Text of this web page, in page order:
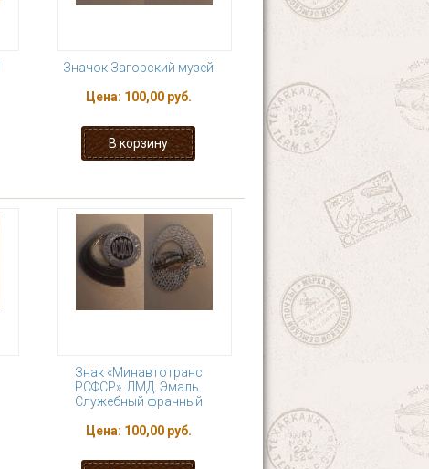
Значок Загорский музей
Цена: 100,00 руб.
Знак «Минавтотранс
РСФСР». ЛМД. Эмаль.
Служебный фрачный
Цена: 100,00 руб.